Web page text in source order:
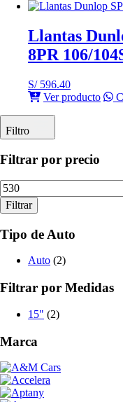
Llantas
8PR 106/
S/596.40
Ver producto
Filtro
Filtrar por precio
Precio
mínimo
Filtrar
Tipo de Auto
Auto (2)
Filtrar por Medidas
15" (2)
Marca